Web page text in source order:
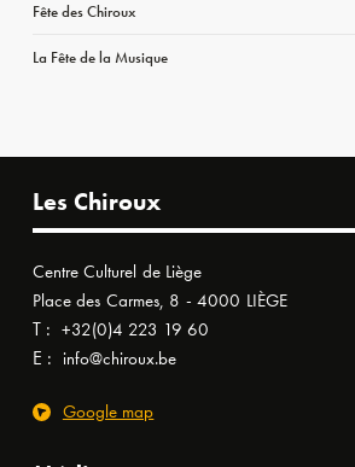
Fête des Chiroux
La Fête de la Musique
Les Chiroux
Centre Culturel de Liège
Place des Carmes, 8 - 4000 LIÈGE
T : +32(0)4 223 19 60
E : info@chiroux.be
Google map